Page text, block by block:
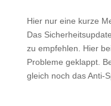
Hier nur eine kurze
Das
zu empfehlen. Hier
Probleme geklappt.
gleich noch das Anti-